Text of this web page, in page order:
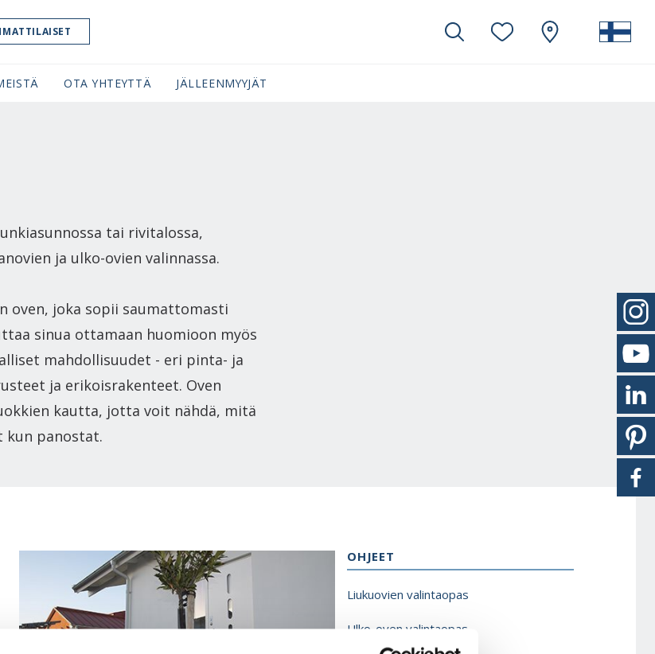
OTA YHTEYTTÄ JÄLLEENMYYJÄT
tai rivitalossa,
ja ulko-ovien valinnassa.
oven, joka sopii saumattomasti
sinua ottamaan huomioon myös
mahdollisuudet - eri pinta- ja
ja erikoisrakenteet. Oven
kautta, jotta voit nähdä, mitä
kun panostat.
OHJEET
Liukuovien valintaopas
Ulko-oven valintaopas